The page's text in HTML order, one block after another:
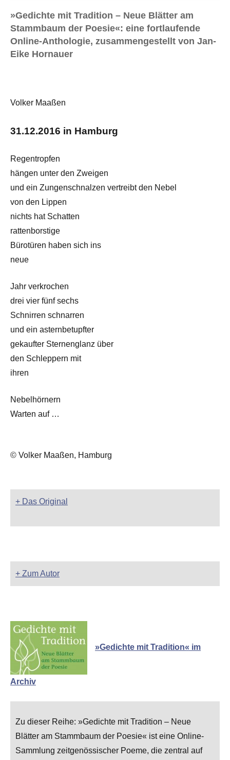
»Gedichte mit Tradition – Neue Blätter am
Stammbaum der Poesie«: eine fortlaufende
Online-Anthologie, zusammengestellt von Jan-
Eike Hornauer
Volker Maaßen
31.12.2016 in Hamburg
Regentropfen
hängen unter den Zweigen
und ein Zungenschnalzen vertreibt den Nebel
von den Lippen
nichts hat Schatten
rattenborstige
Bürotüren haben sich ins
neue
Jahr verkrochen
drei vier fünf sechs
Schnirren schnarren
und ein asternbetupfter
gekaufter Sternenglanz über
den Schleppern mit
ihren
Nebelhörnern
Warten auf …
© Volker Maaßen, Hamburg
+ Das Original
+ Zum Autor
»Gedichte mit Tradition« im
Archiv
Zu dieser Reihe: »Gedichte mit Tradition – Neue
Blätter am Stammbaum der Poesie« ist eine Online-
Sammlung zeitgenössischer Poeme, die zentral auf